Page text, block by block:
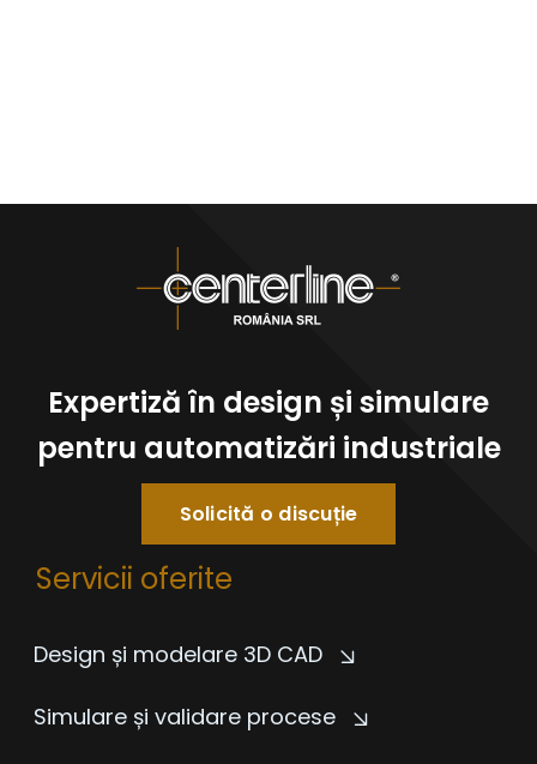
Expertiză în design și simulare
pentru automatizări industriale
Solicită o discuție
Servicii oferite
Design și modelare 3D CAD
Simulare și validare procese